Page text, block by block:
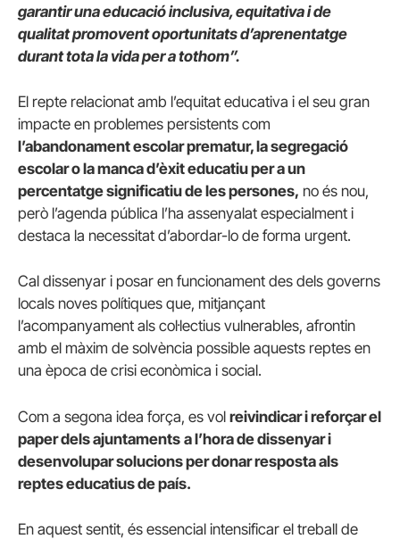
garantir una educació inclusiva, equitativa i de
qualitat promovent oportunitats d’aprenentatge
durant tota la vida per a tothom”.
El repte relacionat amb l’equitat educativa i el seu gran
impacte en problemes persistents com
l’abandonament escolar prematur, la segregació
escolar o la manca d’èxit educatiu per a un
percentatge significatiu de les persones, no és nou,
però l’agenda pública l’ha assenyalat especialment i
destaca la necessitat d’abordar-lo de forma urgent.
Cal dissenyar i posar en funcionament des dels governs
locals noves polítiques que, mitjançant
l’acompanyament als col·lectius vulnerables, afrontin
amb el màxim de solvència possible aquests reptes en
una època de crisi econòmica i social.
Com a segona idea força, es vol reivindicar i reforçar el
paper dels ajuntaments a l’hora de dissenyar i
desenvolupar solucions per donar resposta als
reptes educatius de país.
En aquest sentit, és essencial intensificar el treball de